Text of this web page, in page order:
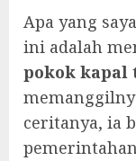
Apa yang
ini adalah
pokok kapal
ceritanya, ia